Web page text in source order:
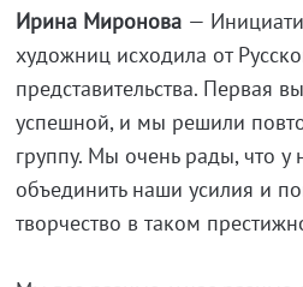
Ирина Миронова —
художниц исходила от
представительства. Первая
успешной, и мы решили
группу. Мы очень рады, что у
объединить наши усилия и
творчество в таком